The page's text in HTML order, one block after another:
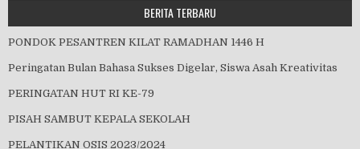
BERITA TERBARU
PONDOK PESANTREN KILAT RAMADHAN 1446 H
Peringatan Bulan Bahasa Sukses Digelar, Siswa Asah Kreativitas
PERINGATAN HUT RI KE-79
PISAH SAMBUT KEPALA SEKOLAH
PELANTIKAN OSIS 2023/2024